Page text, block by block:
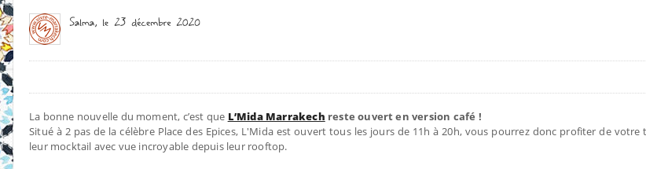
La bonne nouvelle du moment, c’est que L’Mida Marrakech reste ouvert en version café !
Situé à 2 pas de la célèbre Place des Epices, L'Mida est ouvert tous les jours de 11h à 20h, vous pourrez donc profiter de
leur mocktail avec vue incroyable depuis leur rooftop.